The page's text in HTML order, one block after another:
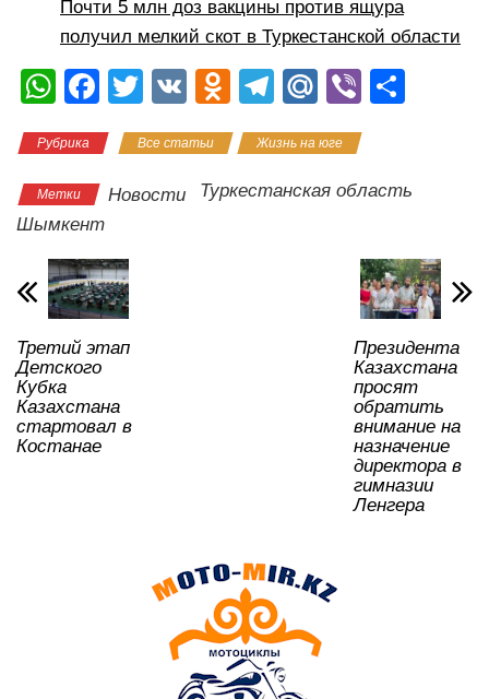
Почти 5 млн доз вакцины против ящура
получил мелкий скот в Туркестанской области
W
at
s
A
p
p
F
c
e
b
o
o
k
T
tt
er
V
O
n
o
T
e
gr
M
.R
u
Vi
а
и
ть
Рубрика Все статьи Жизнь на юге
Метки Новости
Туркестанская область
Шымкент
Третий этап
Детского
Кубка
Казахстана
стартовал в
Костанае
Президента
Казахстана
просят
обратить
внимание на
назначение
директора в
гимназии
Ленгера